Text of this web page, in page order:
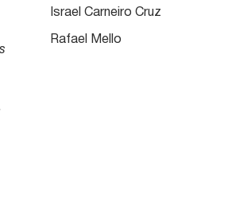
Israel Carneiro Cruz
Rafael Mello